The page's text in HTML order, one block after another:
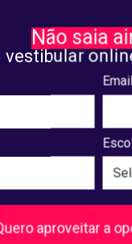
Não saia
vestibular
aproveitar a